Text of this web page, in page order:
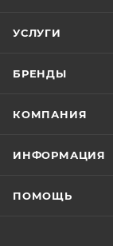
УСЛУГИ
БРЕНДЫ
КОМПАНИЯ
ИНФОРМАЦИЯ
ПОМОЩЬ